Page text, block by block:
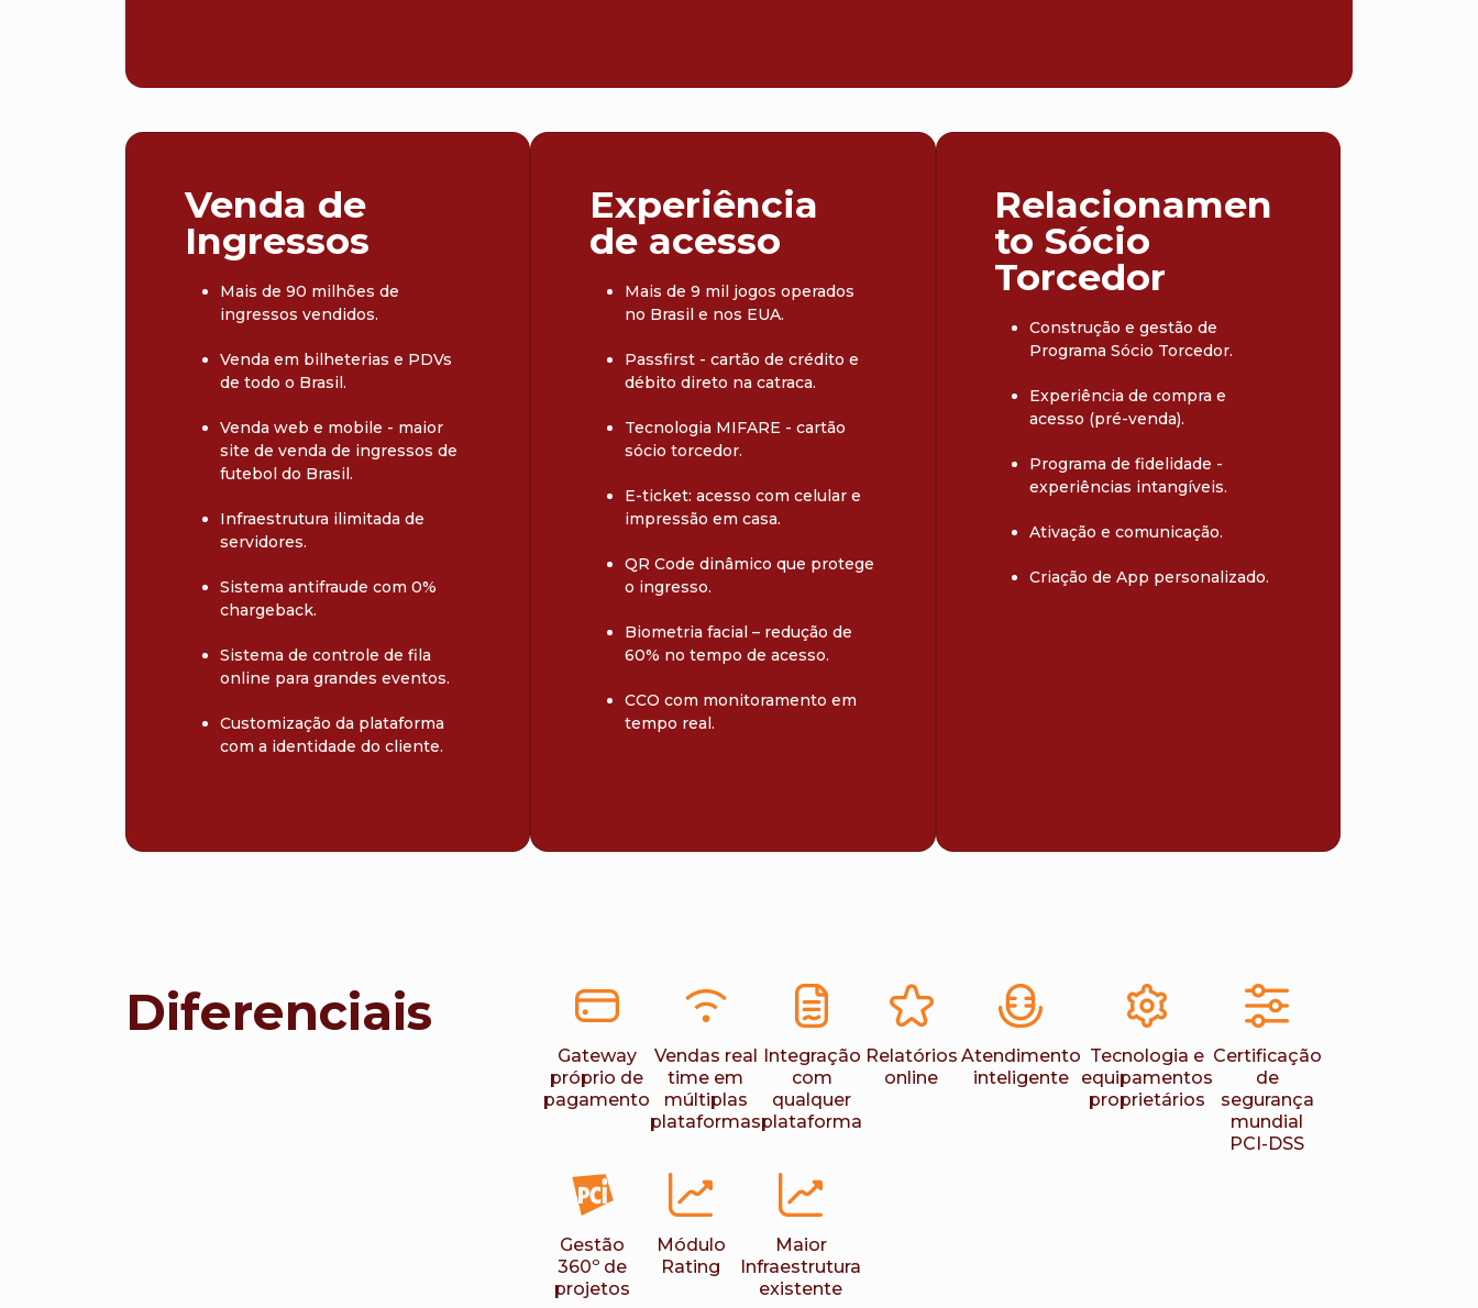
Venda de
Ingressos
Mais de 90 milhões de
ingressos vendidos.
Venda em bilheterias e PDVs
de todo o Brasil.
Venda web e mobile - maior
site de venda de ingressos de
futebol do Brasil.
Infraestrutura ilimitada de
servidores.
Sistema antifraude com 0%
chargeback.
Sistema de controle de fila
online para grandes eventos.
Customização da plataforma
com a identidade do cliente.
Experiência
de acesso
Mais de 9 mil jogos operados
no Brasil e nos EUA.
Passfirst - cartão de crédito e
débito direto na catraca.
Tecnologia MIFARE - cartão
sócio torcedor.
E-ticket: acesso com celular e
impressão em casa.
QR Code dinâmico que protege
o ingresso.
Biometria facial – redução de
60% no tempo de acesso.
CCO com monitoramento em
tempo real.
Relacionamen
to Sócio
Torcedor
Construção e gestão de
Programa Sócio Torcedor.
Experiência de compra e
acesso (pré-venda).
Programa de fidelidade -
experiências intangíveis.
Ativação e comunicação.
Criação de App personalizado.
Diferenciais
Gateway
próprio de
pagamento
Vendas real
time em
múltiplas
plataformas
Integração
com
qualquer
plataforma
Relatórios
online
Atendimento
inteligente
Tecnologia e
equipamentos
proprietários
Certificação
de
segurança
mundial
PCI-DSS
Gestão
360º de
projetos
Módulo
Rating
Maior
Infraestrutura
existente